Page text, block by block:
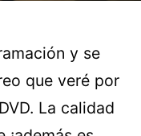
y se
que veré por
La calidad